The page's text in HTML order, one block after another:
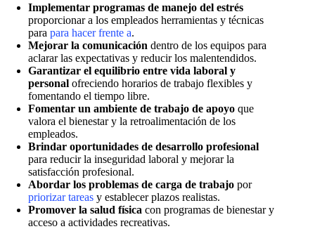
Implementar programas de manejo del estrés
proporcionar a los empleados herramientas y técnicas
para para hacer frente a.
Mejorar la comunicación dentro de los equipos para
aclarar las expectativas y reducir los malentendidos.
Garantizar el equilibrio entre vida laboral y
personal ofreciendo horarios de trabajo flexibles y
fomentando el tiempo libre.
Fomentar un ambiente de trabajo de apoyo que
valora el bienestar y la retroalimentación de los
empleados.
Brindar oportunidades de desarrollo profesional
para reducir la inseguridad laboral y mejorar la
satisfacción profesional.
Abordar los problemas de carga de trabajo por
priorizar tareas y establecer plazos realistas.
Promover la salud física con programas de bienestar y
acceso a actividades recreativas.